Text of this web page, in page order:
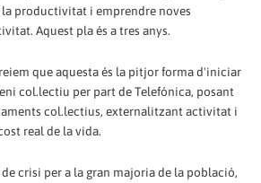
la productivitat i emprendre noves
Aquest pla és a tres anys.
que aquesta és la pitjor forma d'iniciar
col.lectiu per part de Telefónica, posant
col.lectius, externalitzant activitat i
real de la vida.
crisi per a la gran majoria de la població,